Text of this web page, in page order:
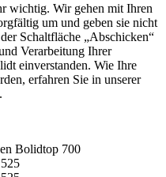
wichtig. Wir gehen mit Ihren
um und geben sie nicht
Schaltfläche „Abschicken“
Verarbeitung Ihrer
einverstanden. Wie Ihre
erfahren Sie in unserer
.